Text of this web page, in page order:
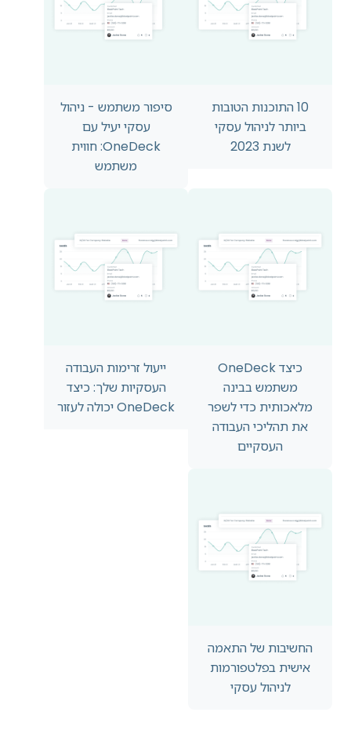
10 התוכנות הטובות
ביותר לניהול עסקי
לשנת 2023
סיפור משתמש - ניהול
עסקי יעיל עם
OneDeck: חווית
משתמש
כיצד OneDeck
משתמש בבינה
מלאכותית כדי לשפר
את תהליכי העבודה
העסקיים
ייעול זרימות העבודה
העסקיות שלך: כיצד
OneDeck יכולה לעזור
החשיבות של התאמה
אישית בפלטפורמות
לניהול עסקי